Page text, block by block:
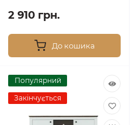
2 910 грн.
До кошика
Популярний
Закінчується